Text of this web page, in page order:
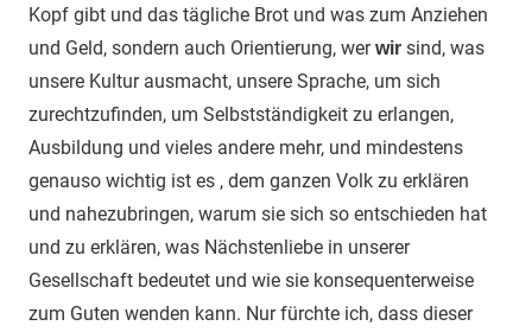
Kopf gibt und das tägliche Brot und was zum Anziehen
und Geld, sondern auch Orientierung, werwir sind, was
unsere Kultur ausmacht, unsere Sprache, um sich
zurechtzufinden, um Selbstständigkeit zu erlangen,
Ausbildung und vieles andere mehr, und mindestens
genauso wichtig ist es , dem ganzen Volk zu erklären
und nahezubringen, warum sie sich so entschieden hat
und zu erklären, was Nächstenliebe in unserer
Gesellschaft bedeutet und wie sie konsequenterweise
zum Guten wenden kann. Nur fürchte ich, dass dieser